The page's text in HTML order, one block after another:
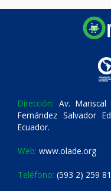
Dirección: Av.
Fernández Salvador
Ecuador.
Web: www.olade.org
Teléfono: (593 2) 259